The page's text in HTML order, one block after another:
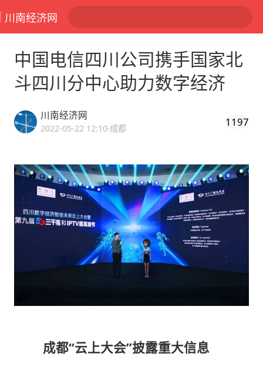
川南经济网
中国电信四川公司携手国家北
斗四川分中心助力数字经济
川南经济网
2022-05-22 12:10·成都 1197
成都“云上大会”披露重大信息